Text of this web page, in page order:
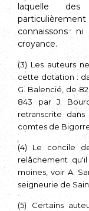
laquelle des
connais­sons
croyance.
(3) Les auteurs
cette dotation :
G. Balencié, de
843 par J.
retranscrite
comtes de
(4) Le concile
relâchement
moines, voir A.
seigneurie de
(5) Certains